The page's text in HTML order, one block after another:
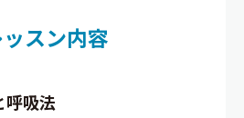
スン内容
呼吸法